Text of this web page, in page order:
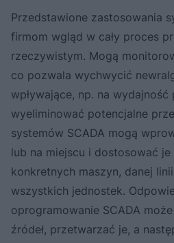
Przedstawione zastosowania
firmom wgląd w cały proces
rzeczywistym. Mogą
co pozwala wychwycić
wpływające, np. na
wyeliminować potencjalne
systemów SCADA mogą
lub na miejscu i dostosować
konkretnych maszyn, danej
wszystkich jednostek.
oprogramowanie SCADA
źródeł, przetwarzać je, a